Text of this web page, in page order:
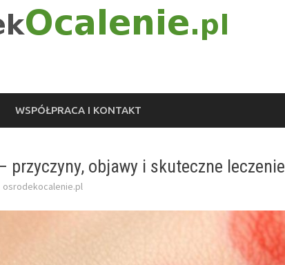
WSPÓŁPRACA I KONTAKT
przyczyny, objawy i skuteczne leczenie
osrodekocalenie.pl